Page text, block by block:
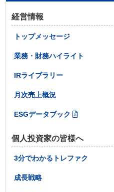
経営情報
トップメッセージ
業務・財務ハイライト
IRライブラリー
月次売上概況
ESGデータブック
個人投資家の皆様へ
3分でわかるトレファク
成長戦略